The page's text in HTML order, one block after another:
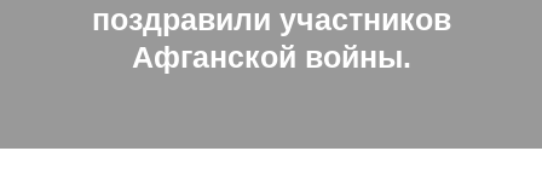
поздравили участников
Афганской войны.